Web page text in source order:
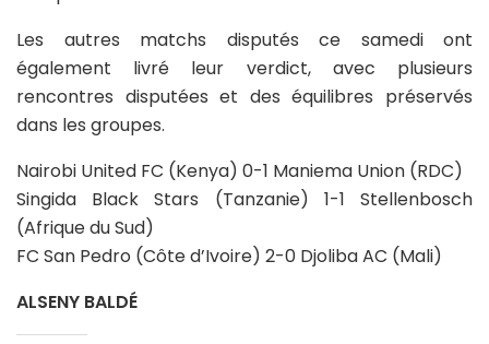
Les autres matchs disputés ce samedi ont
également livré leur verdict, avec plusieurs
rencontres disputées et des équilibres préservés
dans les groupes.
Nairobi United FC (Kenya) 0-1 Maniema Union (RDC)
Singida Black Stars (Tanzanie) 1-1 Stellenbosch
(Afrique du Sud)
FC San Pedro (Côte d’Ivoire) 2-0 Djoliba AC (Mali)
ALSENY BALDÉ